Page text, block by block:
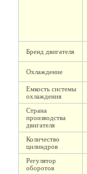
Бренд двигателя
Охлаждение
Емкость системы
охлаждения
Страна
производства
двигателя
Количество
цилиндров
Регулятор
оборотов